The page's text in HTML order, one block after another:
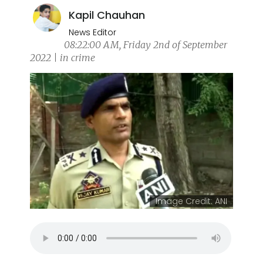
Kapil Chauhan
News Editor
08:22:00 AM, Friday 2nd of September
2022 | in crime
Image Credit: ANI